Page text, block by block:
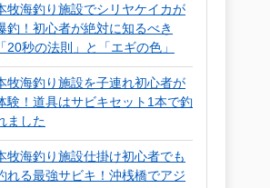
牧海釣り施設でシリヤケイカが
釣！初心者が絶対に知るべき
「20秒の法則」と「エギの色」
牧海釣り施設を子連れ初心者が
験！道具はサビキセット1本で釣
ました
牧海釣り施設仕掛け初心者でも
れる最強サビキ！沖桟橋でアジ